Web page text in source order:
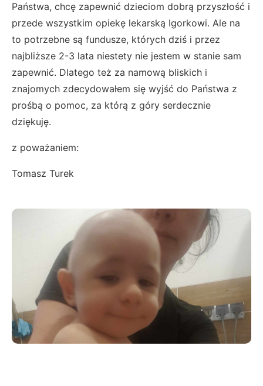
Państwa, chcę zapewnić dzieciom dobrą przyszłość i
przede wszystkim opiekę lekarską Igorkowi. Ale na
to potrzebne są fundusze, których dziś i przez
najbliższe 2-3 lata niestety nie jestem w stanie sam
zapewnić. Dlatego też za namową bliskich i
znajomych zdecydowałem się wyjść do Państwa z
prośbą o pomoc, za którą z góry serdecznie
dziękuję.
z poważaniem:
Tomasz Turek